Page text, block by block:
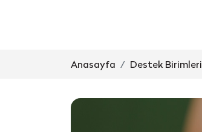
Anasayfa Destek Birimleri